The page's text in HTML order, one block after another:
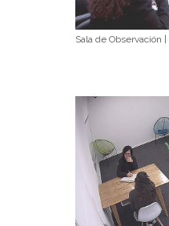
Sala de Observación |